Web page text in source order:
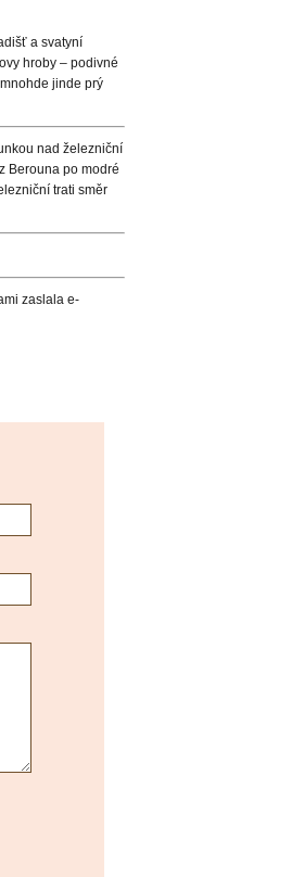
a svatyní
hroby – podivné
jinde prý
nad železniční
Berouna po modré
trati směr
zaslala e-